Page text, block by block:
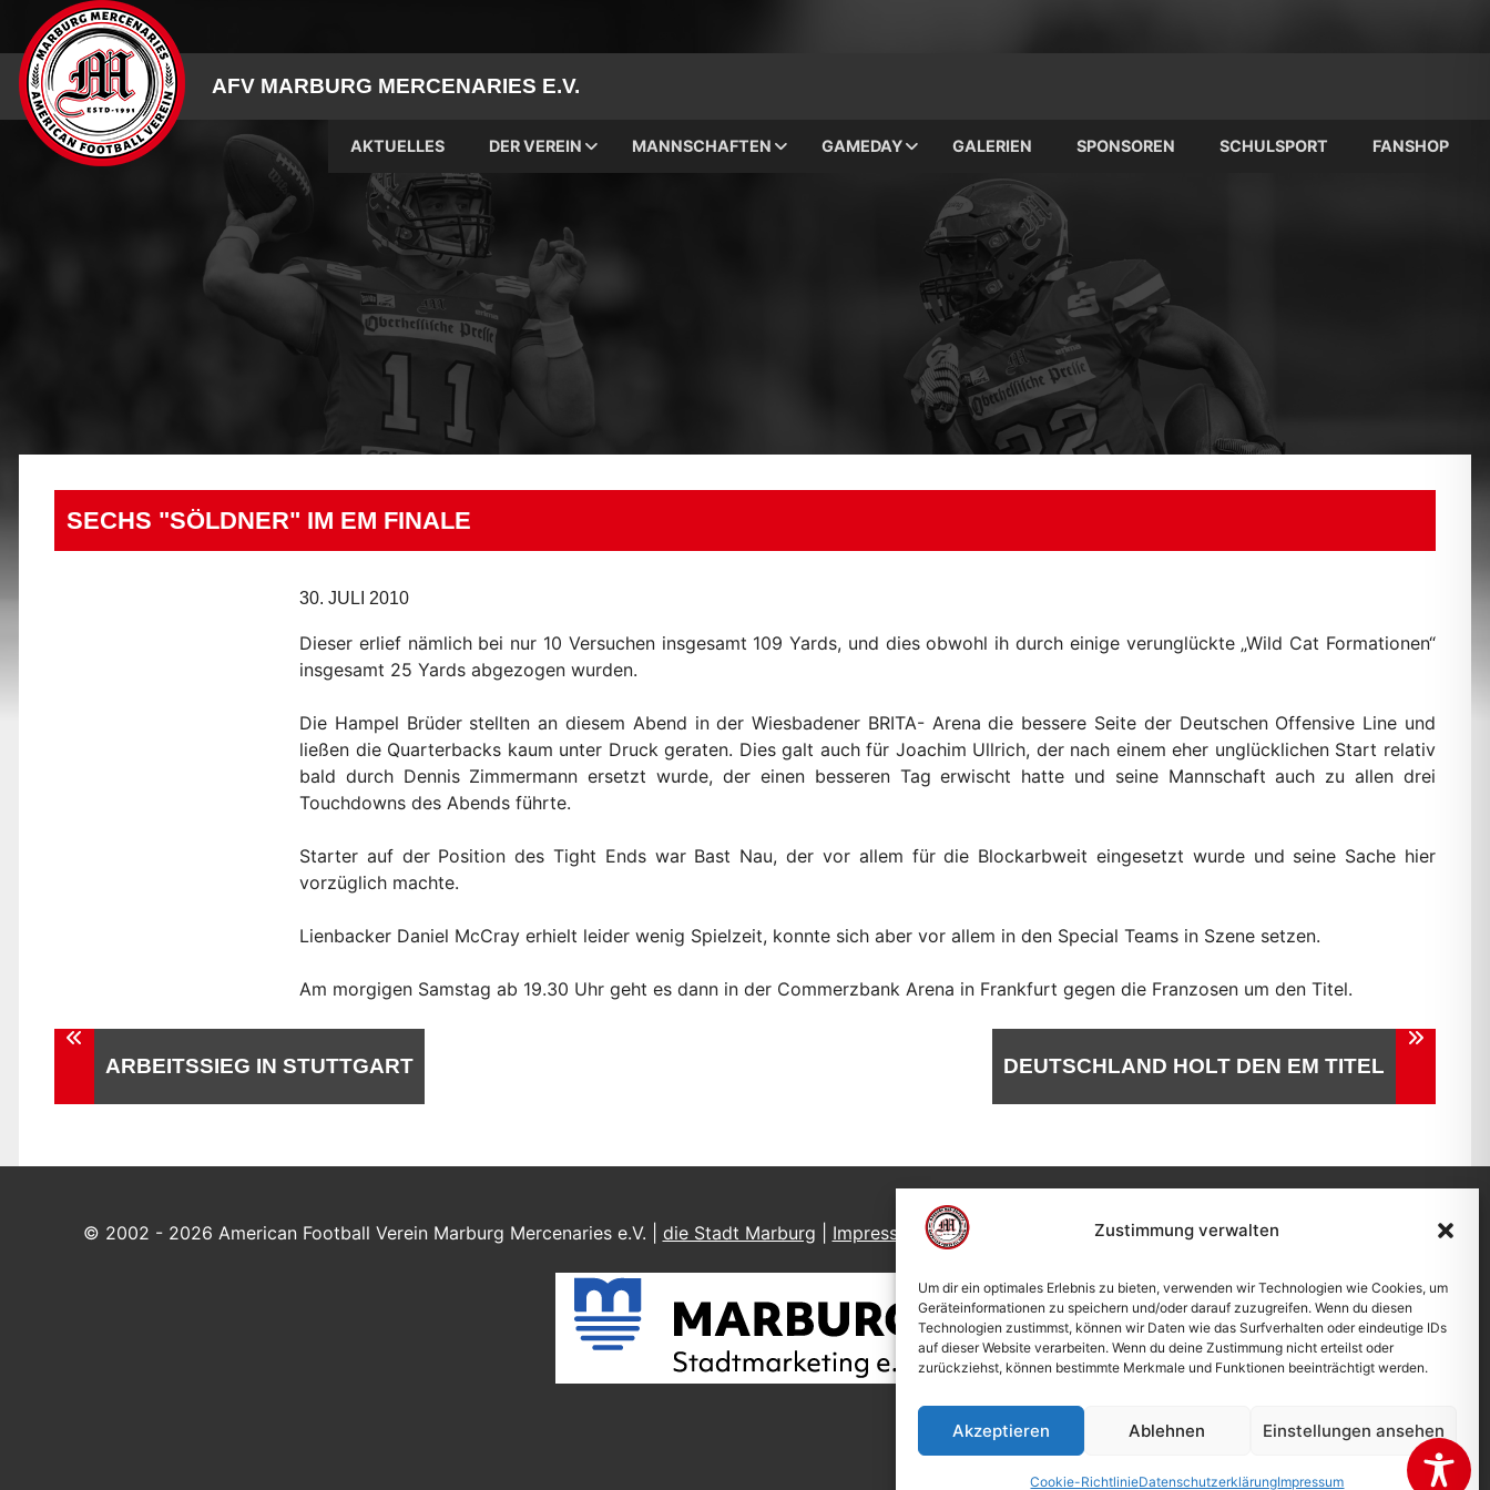
Zustimmung verwalten
Um dir ein optimales Erlebnis zu bieten, verwenden wir Technologien wie Cookies, um
Geräteinformationen zu speichern und/oder darauf zuzugreifen. Wenn du diesen
Technologien zustimmst, können wir Daten wie das Surfverhalten oder eindeutige IDs
auf dieser Website verarbeiten. Wenn du deine Zustimmung nicht erteilst oder
zurückziehst, können bestimmte Merkmale und Funktionen beeinträchtigt werden.
Akzeptieren Ablehnen Einstellungen ansehen
Cookie-RichtlinieDatenschutzerklärungImpressum
content
AFV MARBURG MERCENARIES E.V.
AKTUELLES DER VEREIN MANNSCHAFTEN GAMEDAY GALERIEN SPONSOREN SCHULSPORT FANSHOP
SECHS "SÖLDNER" IM EM FINALE
30. JULI 2010
Dieser erlief nämlich bei nur 10 Versuchen insgesamt 109 Yards, und dies obwohl ih durch einige verunglückte „Wild Cat Formationen“
insgesamt 25 Yards abgezogen wurden.
Die Hampel Brüder stellten an diesem Abend in der Wiesbadener BRITA- Arena die bessere Seite der Deutschen Offensive Line und
ließen die Quarterbacks kaum unter Druck geraten. Dies galt auch für Joachim Ullrich, der nach einem eher unglücklichen Start relativ
bald durch Dennis Zimmermann ersetzt wurde, der einen besseren Tag erwischt hatte und seine Mannschaft auch zu allen drei
Touchdowns des Abends führte.
Starter auf der Position des Tight Ends war Bast Nau, der vor allem für die Blockarbweit eingesetzt wurde und seine Sache hier
vorzüglich machte.
Lienbacker Daniel McCray erhielt leider wenig Spielzeit, konnte sich aber vor allem in den Special Teams in Szene setzen.
Am morgigen Samstag ab 19.30 Uhr geht es dann in der Commerzbank Arena in Frankfurt gegen die Franzosen um den Titel.
Beitragsnavigation
ARBEITSSIEG IN STUTTGART DEUTSCHLAND HOLT DEN EM TITEL
© 2002 - 2026 American Football Verein Marburg Mercenaries e.V. | die Stadt Marburg Impressum |Datenschutzerklärung|Cookie-Richtlinie (EU)